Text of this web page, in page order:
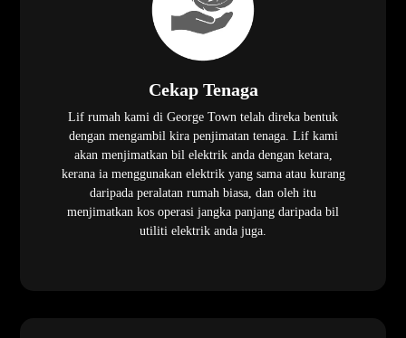
Cekap Tenaga
Lif rumah kami di George Town telah direka bentuk
dengan mengambil kira penjimatan tenaga. Lif kami
akan menjimatkan bil elektrik anda dengan ketara,
kerana ia menggunakan elektrik yang sama atau kurang
daripada peralatan rumah biasa, dan oleh itu
menjimatkan kos operasi jangka panjang daripada bil
utiliti elektrik anda juga.